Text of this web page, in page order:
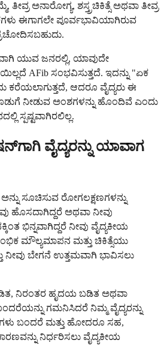
ಅನಾರೋಗ್ಯ, ಶಸ್ತ್ರಚಿಕಿತ್ಸೆ ಅಥವಾ ತೀವ್ರ
ಈಗಾಗಲೇ ಪೂರ್ವಭಾವಿಯಾಗಿರುವ
ಯುವ ಜನರಲ್ಲಿ, ಯಾವುದೇ
AFib ಸಂಭವಿಸುತ್ತದೆ. ಇದನ್ನು "ಏಕ
ಆದರೂ ವೈದ್ಯರು ಈ
ನೀಡುವ ಅಂಶಗಳನ್ನು ಹೊಂದಿವೆ ಎಂದು
ಸ್ಪಷ್ಟವಾಗಿರಲಿಲ್ಲ.
ವೈದ್ಯರನ್ನು ಯಾವಾಗ
ಸೂಚಿಸುವ ರೋಗಲಕ್ಷಣಗಳನ್ನು
ಹೊಸದಾಗಿದ್ದರೆ ಅಥವಾ ನೀವು
ಭಿನ್ನವಾಗಿದ್ದರೆ ನೀವು ವೈದ್ಯಕೀಯ
ಮೌಲ್ಯಮಾಪನ ಮತ್ತು ಚಿಕಿತ್ಸೆಯು
ನೀವು ಬೇಗನೆ ಉತ್ತಮವಾಗಿ ಭಾವಿಸಲು
ನಿರಂತರ ಹೃದಯ ಬಡಿತ ಅಥವಾ
ಗಮನಿಸಿದರೆ ನಿಮ್ಮ ವೈದ್ಯರನ್ನು
ಬಂದರೆ ಮತ್ತು ಹೋದರೂ ಸಹ,
ನಿರ್ಧರಿಸಲು ವೈದ್ಯಕೀಯ